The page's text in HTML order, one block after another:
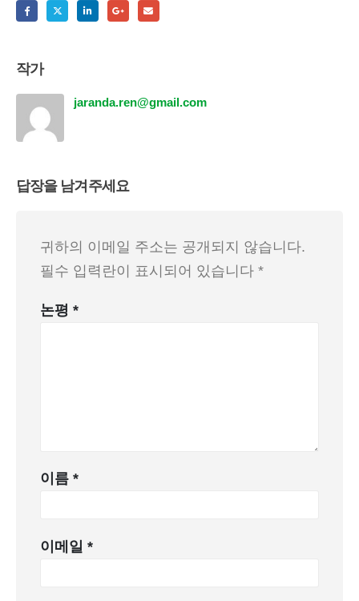
작가
jaranda.ren@gmail.com
답장을 남겨주세요
귀하의 이메일 주소는 공개되지 않습니다.
필수 입력란이 표시되어 있습니다 *
논평 *
이름 *
이메일 *